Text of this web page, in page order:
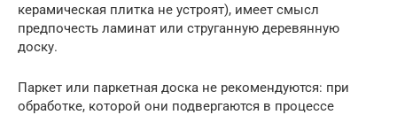
керамическая плитка не устроят), имеет смысл
предпочесть ламинат или струганную деревянную
доску.
Паркет или паркетная доска не рекомендуются: при
обработке, которой они подвергаются в процессе